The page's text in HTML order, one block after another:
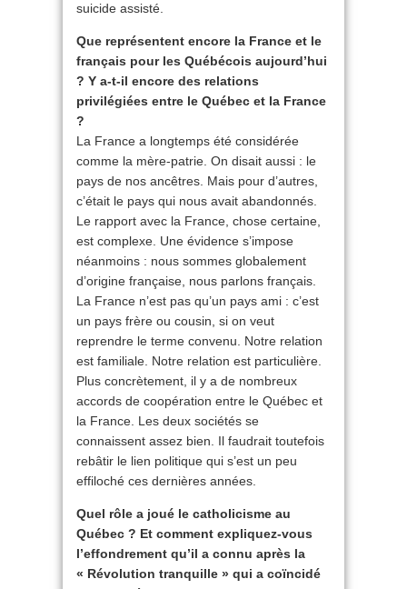
suicide assisté.
Que représentent encore la France et le
français pour les Québécois aujourd’hui
? Y a-t-il encore des relations
privilégiées entre le Québec et la France
?
La France a longtemps été considérée
comme la mère-patrie. On disait aussi : le
pays de nos ancêtres. Mais pour d’autres,
c’était le pays qui nous avait abandonnés.
Le rapport avec la France, chose certaine,
est complexe. Une évidence s’impose
néanmoins : nous sommes globalement
d’origine française, nous parlons français.
La France n’est pas qu’un pays ami : c’est
un pays frère ou cousin, si on veut
reprendre le terme convenu. Notre relation
est familiale. Notre relation est particulière.
Plus concrètement, il y a de nombreux
accords de coopération entre le Québec et
la France. Les deux sociétés se
connaissent assez bien. Il faudrait toutefois
rebâtir le lien politique qui s’est un peu
effiloché ces dernières années.
Quel rôle a joué le catholicisme au
Québec ? Et comment expliquez-vous
l’effondrement qu’il a connu après la
« Révolution tranquille » qui a coïncidé